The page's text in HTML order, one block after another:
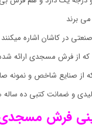
برند
در کاشان اشاره
که از فرش مسجدی ارائه
صنایع شاخص و نمونه
تولیدی و ضمانت کتبی ده
فرش